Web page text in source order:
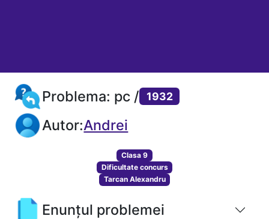
Problema: pc / 1932
Autor:Andrei
Clasa 9
Dificultate concurs
Tarcan Alexandru
Enunțul problemei